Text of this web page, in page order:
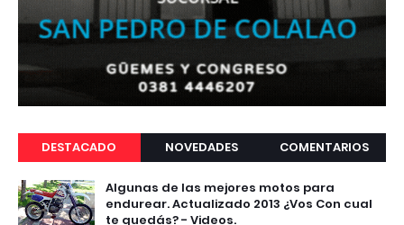
DESTACADO NOVEDADES COMENTARIOS
Algunas de las mejores motos para
endurear. Actualizado 2013 ¿Vos Con cual
te quedás? - Videos.